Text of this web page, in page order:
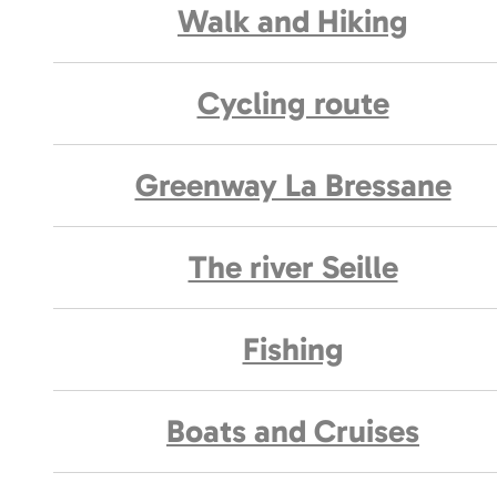
Walk and Hiking
Cycling route
Greenway La Bressane
The river Seille
Fishing
Boats and Cruises